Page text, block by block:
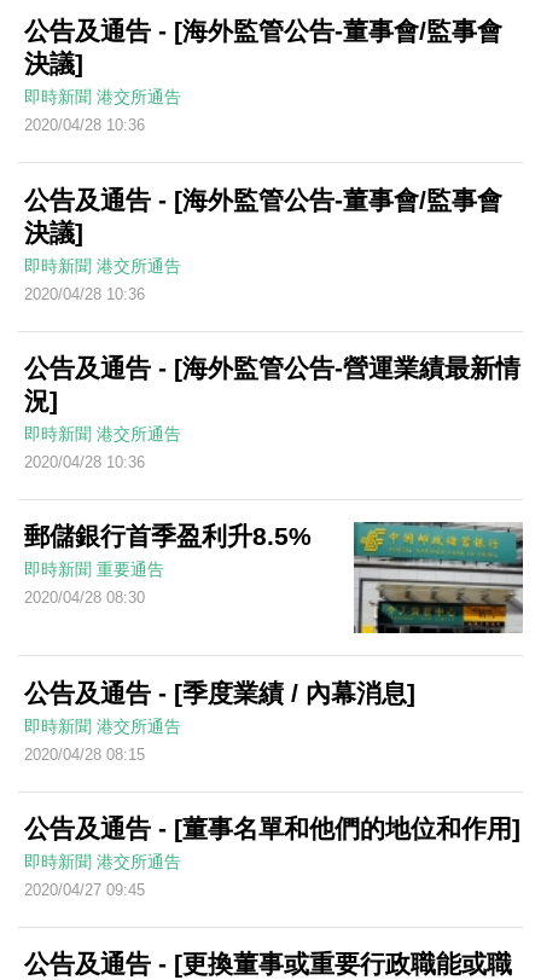
公告及通告 - [海外監管公告-董事會/監事會
決議]
即時新聞 港交所通告
2020/04/28 10:36
公告及通告 - [海外監管公告-董事會/監事會
決議]
即時新聞 港交所通告
2020/04/28 10:36
公告及通告 - [海外監管公告-營運業績最新情
況]
即時新聞 港交所通告
2020/04/28 10:36
郵儲銀行首季盈利升8.5%
即時新聞 重要通告
2020/04/28 08:30
公告及通告 - [季度業績 / 內幕消息]
即時新聞 港交所通告
2020/04/28 08:15
公告及通告 - [董事名單和他們的地位和作用]
即時新聞 港交所通告
2020/04/27 09:45
公告及通告 - [更換董事或重要行政職能或職